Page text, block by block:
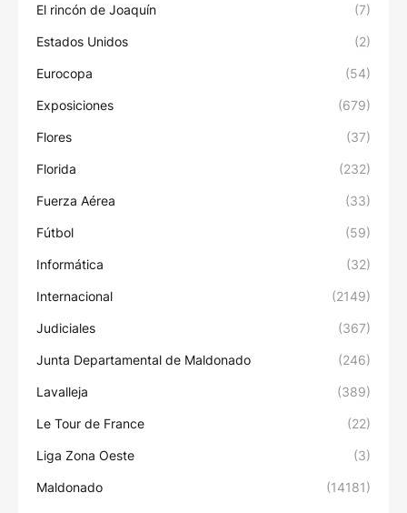
El rincón de Joaquín (7)
Estados Unidos (2)
Eurocopa (54)
Exposiciones (679)
Flores (37)
Florida (232)
Fuerza Aérea (33)
Fútbol (59)
Informática (32)
Internacional (2149)
Judiciales (367)
Junta Departamental de Maldonado (246)
Lavalleja (389)
Le Tour de France (22)
Liga Zona Oeste (3)
Maldonado (14181)